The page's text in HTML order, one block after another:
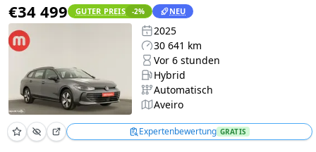
€34 499 GUTER PREIS -2% NEU
2025
30 641 km
Vor 6 stunden
Hybrid
Automatisch
Aveiro
Expertenbewertung GRATIS